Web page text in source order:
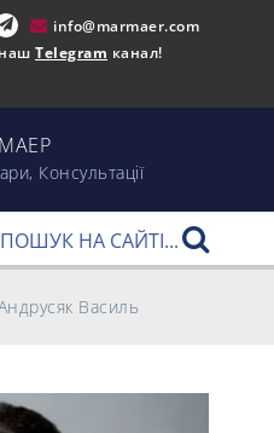
info@marmaer.com
Telegram канал!
Консультації
Василь